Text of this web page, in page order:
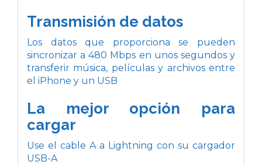
Transmisión de datos
Los datos que proporciona se pueden
sincronizar a 480 Mbps en unos segundos y
transferir música, películas y archivos entre
el iPhone y un USB
La mejor opción para
cargar
Use el cable A a Lightning con su cargador
USB-A